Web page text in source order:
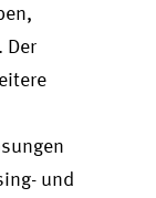
Der
und